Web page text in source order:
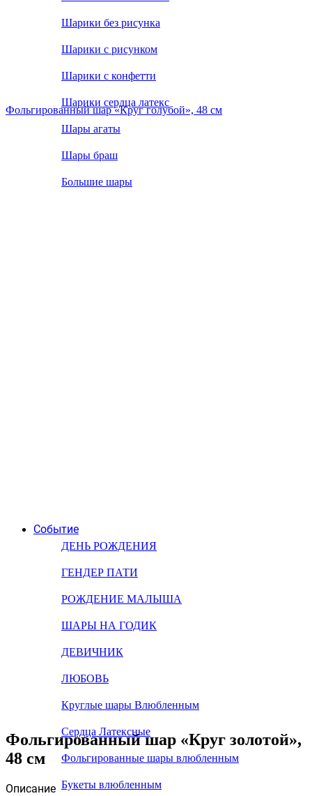
Шарики без рисунка
Шарики с рисунком
Шарики с конфетти
Шарики сердца латекс
Шары агаты
Шары браш
Большие шары
Событие
ДЕНЬ РОЖДЕНИЯ
ГЕНДЕР ПАТИ
РОЖДЕНИЕ МАЛЫША
ШАРЫ НА ГОДИК
ДЕВИЧНИК
ЛЮБОВЬ
Круглые шары Влюбленным
Сердца Латексные
Фольгированные шары влюбленным
Букеты влюбленным
Фольгированный шар «Круг голубой», 48 см
Фольгированный шар «Круг золотой»,
48 см
Описание